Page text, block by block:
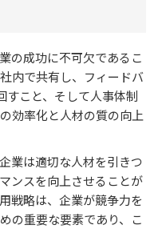
の成功に不可欠であるこ
内で共有し、フィードバ
すこと、そして人事体制
効率化と人材の質の向上
業は適切な人材を引きつ
ンスを向上させることが
戦略は、企業が競争力を
の重要な要素であり、こ